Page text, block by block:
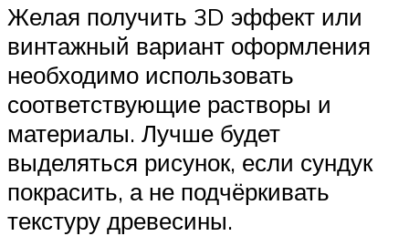
Желая получить 3D эффект или
винтажный вариант оформления
необходимо использовать
соответствующие растворы и
материалы. Лучше будет
выделяться рисунок, если сундук
покрасить, а не подчёркивать
текстуру древесины.